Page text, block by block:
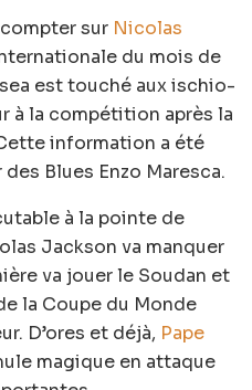
sur Nicolas
du mois de
est touché aux ischio-
à la compétition après la
information a été
Blues Enzo Maresca.
à la pointe de
Jackson va manquer
va jouer le Soudan et
la Coupe du Monde
D’ores et déjà, Pape
magique en attaque